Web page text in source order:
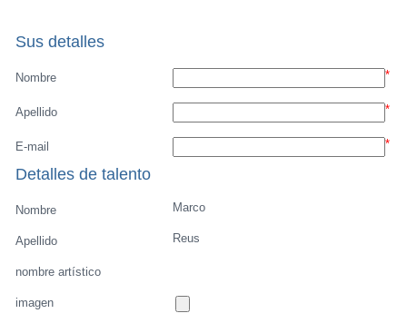
Sus detalles
Nombre *
Apellido *
E-mail *
Detalles de talento
Nombre Marco
Apellido Reus
nombre artístico
imagen